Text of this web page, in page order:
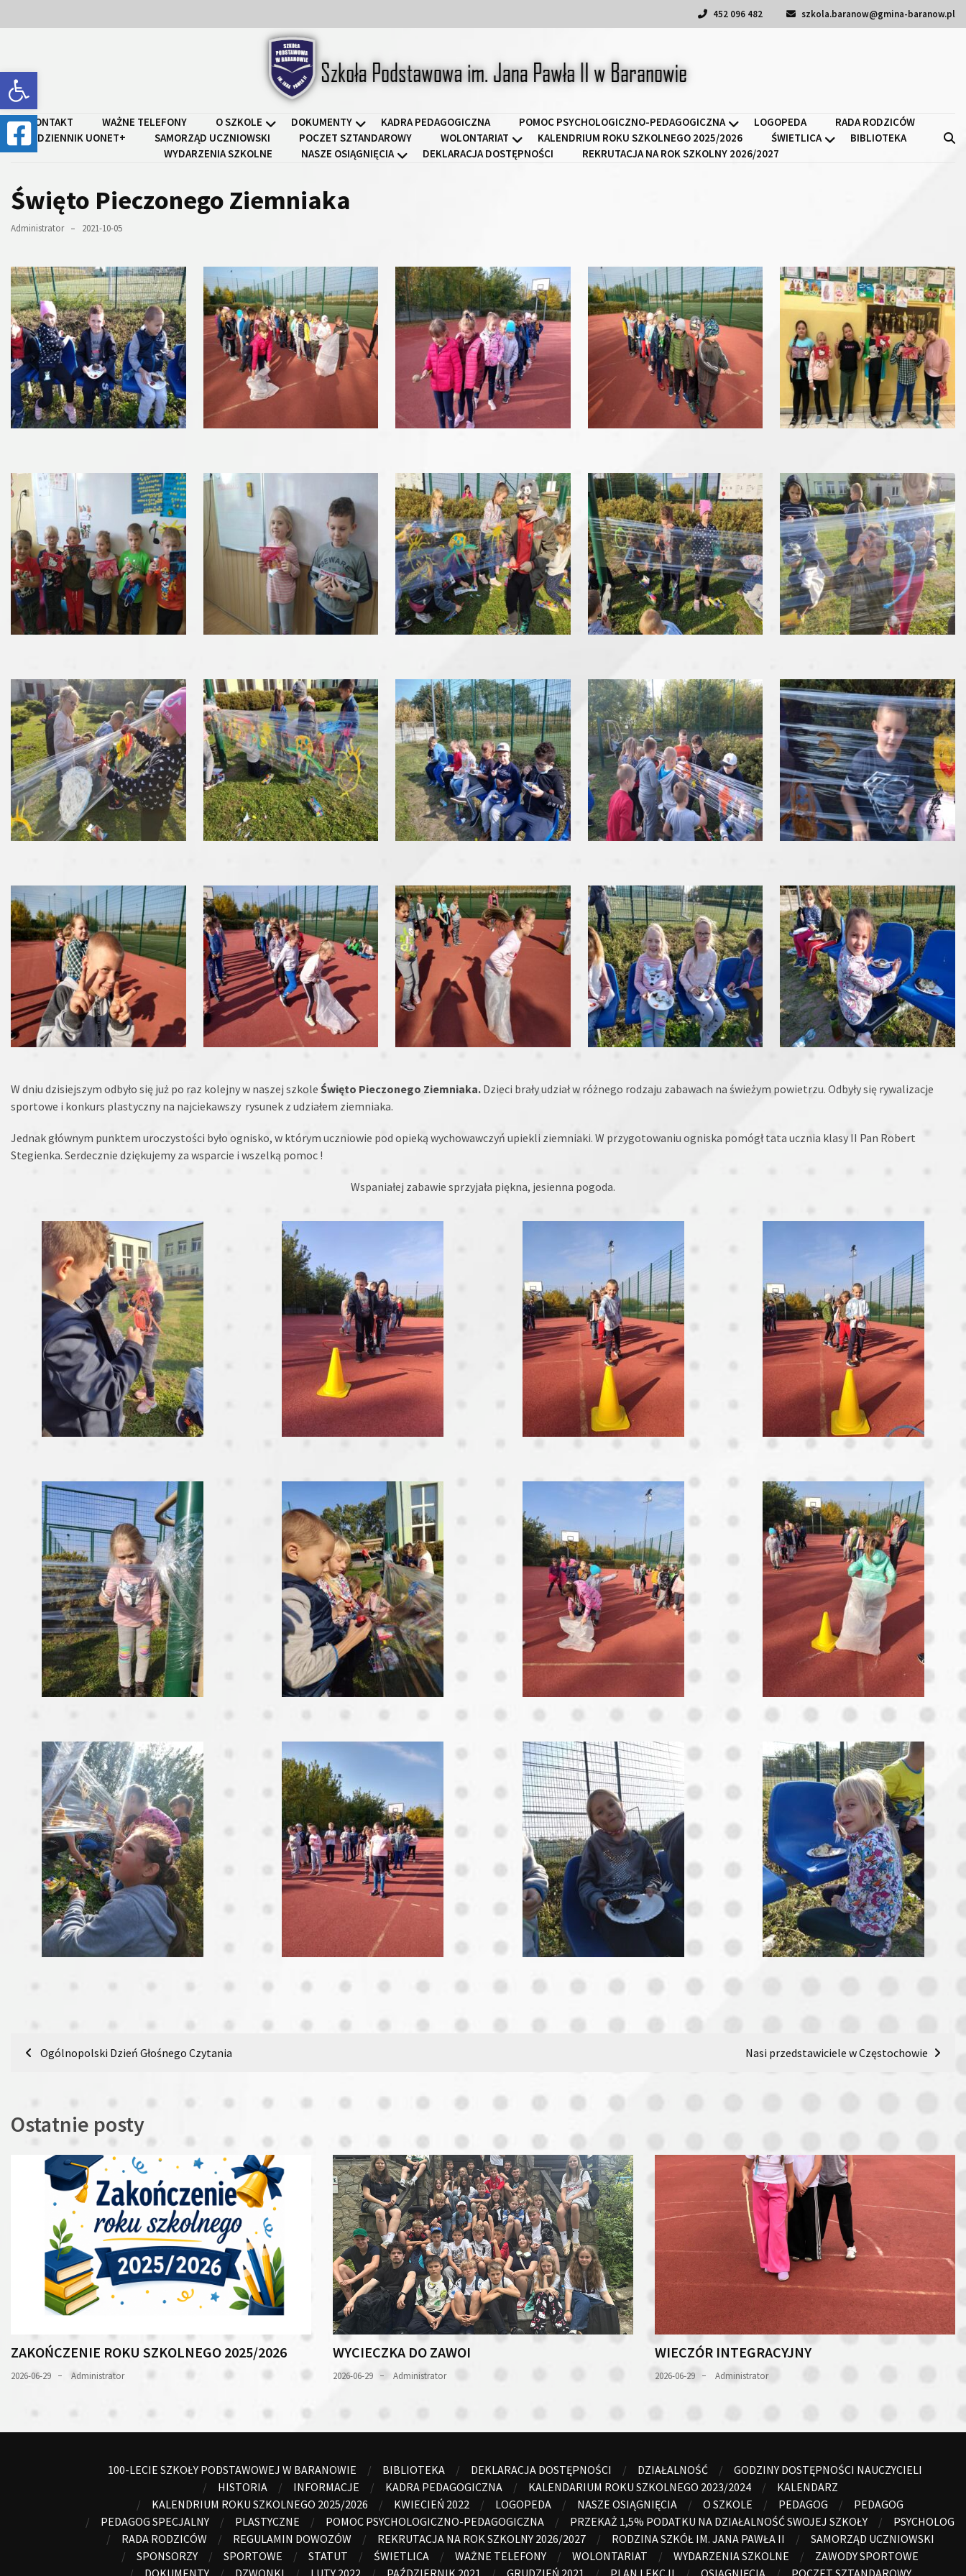
Open toolbar
to
to
452 096 482 szkola.baranow@gmina-baranow.pl
Szkoła Podstawowa im. Jana Pawła II w Baranowie
KONTAKT WAŻNE TELEFONY O SZKOLE DOKUMENTY KADRA PEDAGOGICZNA POMOC PSYCHOLOGICZNO-PEDAGOGICZNA LOGOPEDA
RADA RODZICÓW
DZIENNIK UONET+
SAMORZĄD UCZNIOWSKI POCZET SZTANDAROWY WOLONTARIAT KALENDRIUM ROKU SZKOLNEGO 2025/2026 ŚWIETLICA
BIBLIOTEKA
WYDARZENIA SZKOLNE
NASZE OSIĄGNIĘCIA DEKLARACJA DOSTĘPNOŚCI REKRUTACJA NA ROK SZKOLNY 2026/2027
Święto Pieczonego Ziemniaka
Administrator 2021-10-05
W dniu dzisiejszym odbyło się już po raz kolejny w naszej szkole Święto Pieczonego Ziemniaka. Dzieci brały udział w różnego rodzaju zabawach na świeżym powietrzu. Odbyły się rywalizacje
sportowe i konkurs plastyczny na najciekawszy rysunek z udziałem ziemniaka.
Jednak głównym punktem uroczystości było ognisko, w którym uczniowie pod opieką wychowawczyń upiekli ziemniaki. W przygotowaniu ogniska pomógł tata ucznia klasy II Pan Robert
Stegienka. Serdecznie dziękujemy za wsparcie i wszelką pomoc !
Wspaniałej zabawie sprzyjała piękna, jesienna pogoda.
Nawigacja
Ogólnopolski Dzień Głośnego Czytania Nasi przedstawiciele w Częstochowie
Ostatnie posty
ZAKOŃCZENIE ROKU SZKOLNEGO 2025/2026
2026-06-29 Administrator
WYCIECZKA DO ZAWOI
2026-06-29 Administrator
WIECZÓR INTEGRACYJNY
2026-06-29 Administrator
100-LECIE SZKOŁY PODSTAWOWEJ W BARANOWIE BIBLIOTEKA DEKLARACJA DOSTĘPNOŚCI DZIAŁALNOŚĆ
GODZINY DOSTĘPNOŚCI NAUCZYCIELI
HISTORIA
INFORMACJE KADRA PEDAGOGICZNA KALENDARIUM ROKU SZKOLNEGO 2023/2024
KALENDARZ
KALENDRIUM ROKU SZKOLNEGO 2025/2026
KWIECIEŃ 2022 LOGOPEDA NASZE OSIĄGNIĘCIA O SZKOLE PEDAGOG
PEDAGOG
PEDAGOG SPECJALNY
PLASTYCZNE POMOC PSYCHOLOGICZNO-PEDAGOGICZNA PRZEKAŻ 1,5% PODATKU NA DZIAŁALNOŚĆ SWOJEJ SZKOŁY
PSYCHOLOG
RADA RODZICÓW
REGULAMIN DOWOZÓW REKRUTACJA NA ROK SZKOLNY 2026/2027 RODZINA SZKÓŁ IM. JANA PAWŁA II
SAMORZĄD UCZNIOWSKI
SPONSORZY
SPORTOWE STATUT ŚWIETLICA WAŻNE TELEFONY WOLONTARIAT WYDARZENIA SZKOLNE
ZAWODY SPORTOWE
DOKUMENTY
DZWONKI LUTY 2022 PAŹDZIERNIK 2021 GRUDZIEŃ 2021 PLAN LEKCJI OSIĄGNIĘCIA POCZET SZTANDAROWY